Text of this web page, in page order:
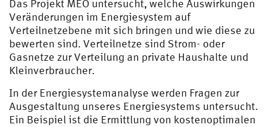
Das Projekt MEO untersucht, welche Auswirkungen
Veränderungen im Energiesystem auf
Verteilnetzebene mit sich bringen und wie diese zu
bewerten sind. Verteilnetze sind Strom- oder
Gasnetze zur Verteilung an private Haushalte und
Kleinverbraucher.
In der Energiesystemanalyse werden Fragen zur
Ausgestaltung unseres Energiesystems untersucht.
Ein Beispiel ist die Ermittlung von kostenoptimalen